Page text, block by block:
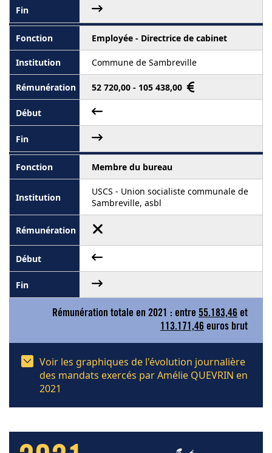
Employée - Directrice de cabinet
Commune de Sambreville
52 720,00 - 105 438,00
Membre du bureau
USCS - Union socialiste communale de
Sambreville, asbl
Rémunération totale en 2021 : entre 55.183,46 et
113.171,46 euros brut
Voir les graphiques de l'évolution journalière
des mandats exercés par Amélie QUEVRIN en
2021